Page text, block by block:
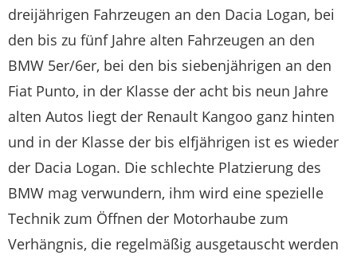
dreijährigen Fahrzeugen an den Dacia Logan, bei
den bis zu fünf Jahre alten Fahrzeugen an den
BMW 5er/6er, bei den bis siebenjährigen an den
Fiat Punto, in der Klasse der acht bis neun Jahre
alten Autos liegt der Renault Kangoo ganz hinten
und in der Klasse der bis elfjährigen ist es wieder
der Dacia Logan. Die schlechte Platzierung des
BMW mag verwundern, ihm wird eine spezielle
Technik zum Öffnen der Motorhaube zum
Verhängnis, die regelmäßig ausgetauscht werden